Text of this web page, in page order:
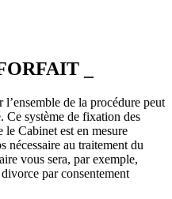
_
de la procédure peut
Ce système de fixation des
le Cabinet est en mesure
nécessaire au traitement du
vous sera, par exemple,
par consentement